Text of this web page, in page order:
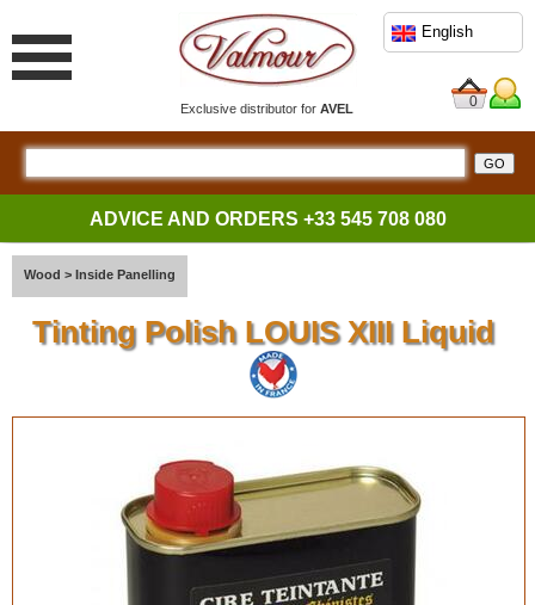
Exclusive distributor forAVEL
English
0
ADVICE AND ORDERS +33 545 708 080
Wood > Inside Panelling
Tinting Polish LOUIS XIII Liquid